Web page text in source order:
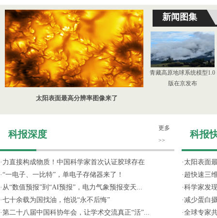
太阳表面最高分辨率图像来了
新闻图集
青藏高原地球系统模型1.0
版在京发布
科报深度
更多
>>
· 力直接构成物质！中国科学家首次认证胶球存在
·“一电子、一比特”，单电子存储器来了！
· 从“数值预报”到“AI预报”，电力气象预报变天...
·七十余载为国找油，他说“永不后悔”
·第二十八届中国科协年会，让学术交流真正“活”...
科报
· 太阳表面
· 超快速三
·科学家发
·减少蛋白
·全球专家